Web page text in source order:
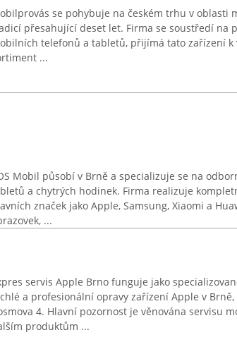
se pohybuje na českém trhu v oblasti
přesahující deset let. Firma se soustředí na
telefonů a tabletů, přijímá tato zařízení k
...
Mobil působí v Brně a specializuje se na
a chytrých hodinek. Firma realizuje
značek jako Apple, Samsung, Xiaomi a
...
servis Apple Brno funguje jako
a profesionální opravy zařízení Apple v
4. Hlavní pozornost je věnována servisu
produktům ...